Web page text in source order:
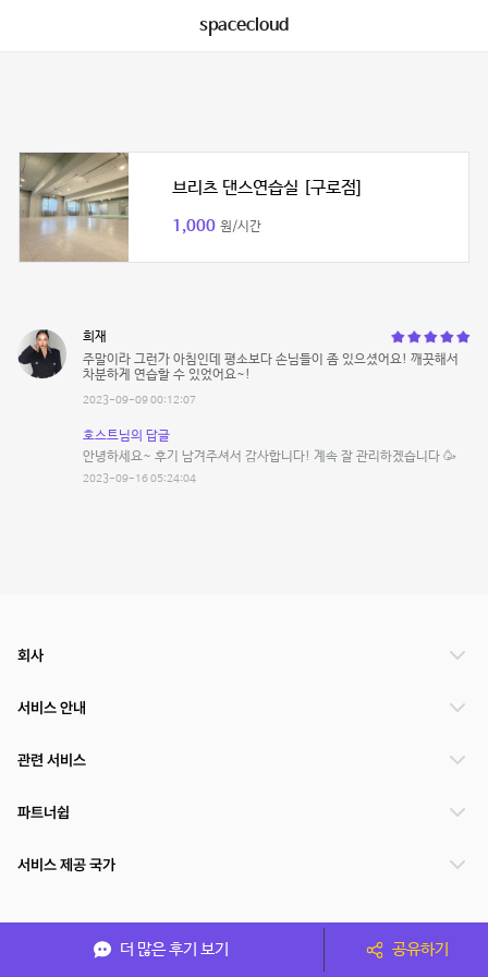
spacecloud
브리츠 댄스연습실 [구로점]
1,000 원/시간
희재
주말이라 그런가 아침인데 평소보다 손님들이 좀 있으셨어요! 깨끗해서
차분하게 연습할 수 있었어요~!
2023-09-09 00:12:07
호스트님의 답글
안녕하세요~ 후기 남겨주셔서 감사합니다! 계속 잘 관리하겠습니다 🥳
2023-09-16 05:24:04
더 많은 후기 보기 공유하기
회사
서비스 안내
관련 서비스
파트너쉽
서비스 제공 국가
(주)NSPACE 사업자정보